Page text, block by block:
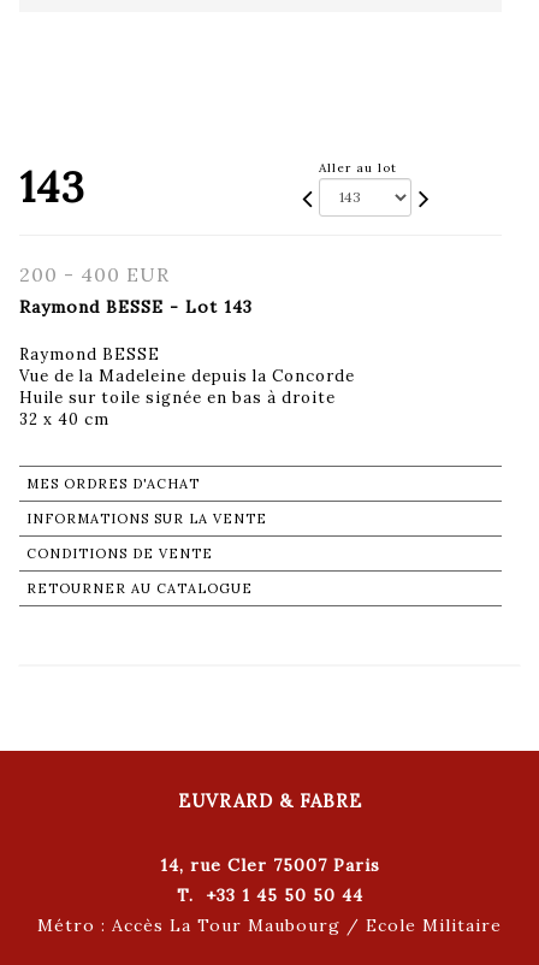
143 Aller au lot
200 - 400 EUR
Raymond BESSE - Lot 143
Raymond BESSE
Vue de la Madeleine depuis la Concorde
Huile sur toile signée en bas à droite
32 x 40 cm
MES ORDRES D'ACHAT
INFORMATIONS SUR LA VENTE
CONDITIONS DE VENTE
RETOURNER AU CATALOGUE
EUVRARD & FABRE
14, rue Cler 75007 Paris
T. +33 1 45 50 50 44
Métro : Accès La Tour Maubourg / Ecole Militaire